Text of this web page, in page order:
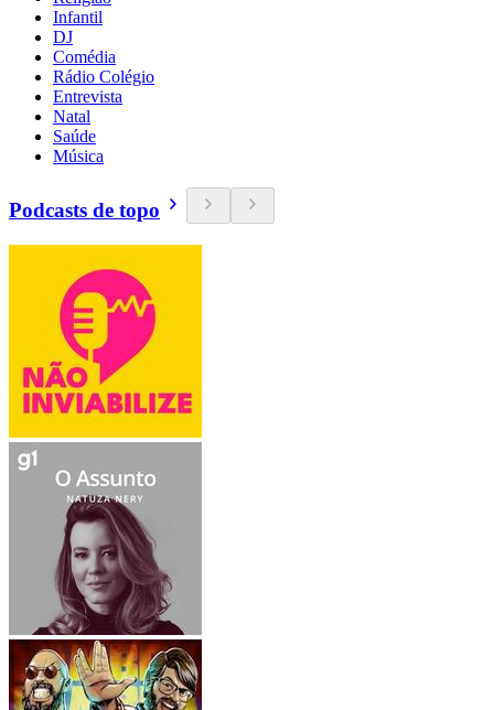
Infantil
DJ
Comédia
Rádio Colégio
Entrevista
Natal
Saúde
Música
Podcasts de topo